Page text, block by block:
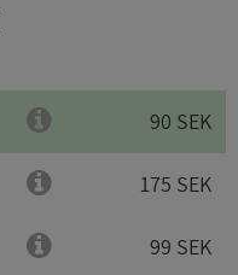
90 SEK
175 SEK
99 SEK